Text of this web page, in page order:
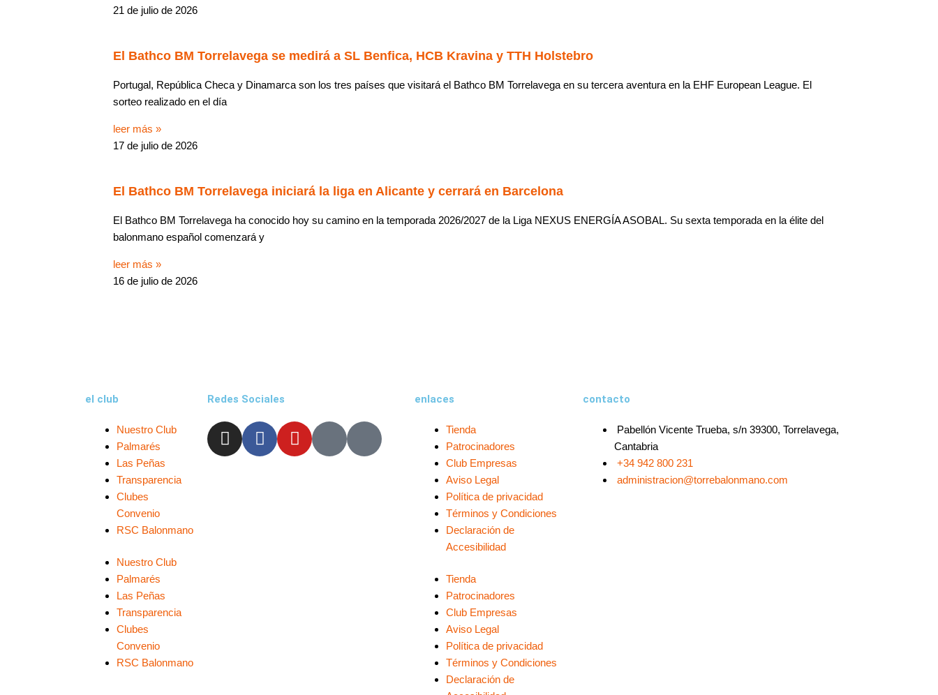
21 de julio de 2026
El Bathco BM Torrelavega se medirá a SL Benfica, HCB Kravina y TTH Holstebro
Portugal, República Checa y Dinamarca son los tres países que visitará el Bathco BM Torrelavega en su tercera aventura en la EHF European League. El
sorteo realizado en el día
leer más »
17 de julio de 2026
El Bathco BM Torrelavega iniciará la liga en Alicante y cerrará en Barcelona
El Bathco BM Torrelavega ha conocido hoy su camino en la temporada 2026/2027 de la Liga NEXUS ENERGÍA ASOBAL. Su sexta temporada en la élite del
balonmano español comenzará y
leer más »
16 de julio de 2026
el club
Nuestro Club
Palmarés
Las Peñas
Transparencia
Clubes
Convenio
RSC Balonmano
Nuestro Club
Palmarés
Las Peñas
Transparencia
Clubes
Convenio
RSC Balonmano
Redes Sociales
I
n
F
a
Y
o
X
L
enlaces
Tienda
Patrocinadores
Club Empresas
Aviso Legal
Política de privacidad
Términos y Condiciones
Declaración de
Accesibilidad
Tienda
Patrocinadores
Club Empresas
Aviso Legal
Política de privacidad
Términos y Condiciones
Declaración de
contacto
Pabellón Vicente Trueba, s/n 39300, Torrelavega,
Cantabria
+34 942 800 231
administracion@torrebalonmano.com